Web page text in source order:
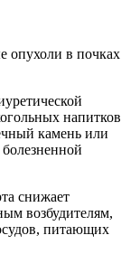
опухоли в почках
напитков
камень или
снижает
возбудителям,
питающих